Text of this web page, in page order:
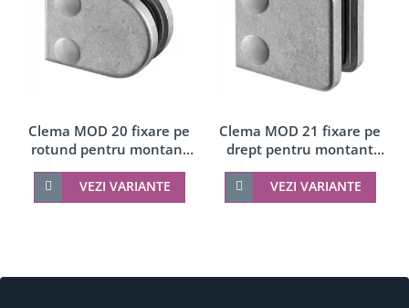
Clema MOD 20 fixare pe
rotund pentru montant
VEZI VARIANTE
Clema MOD 21 fixare pe
drept pentru montant
VEZI VARIANTE